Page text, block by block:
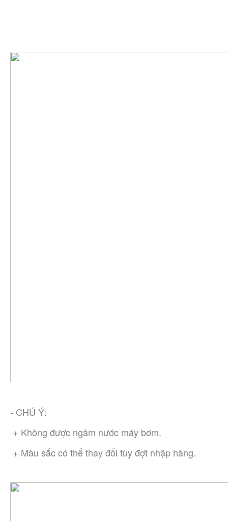
- CHÚ Ý:
+ Không được ngâm nước máy bơm.
+ Màu sắc có thể thay đổi tùy đợt nhập hàng.